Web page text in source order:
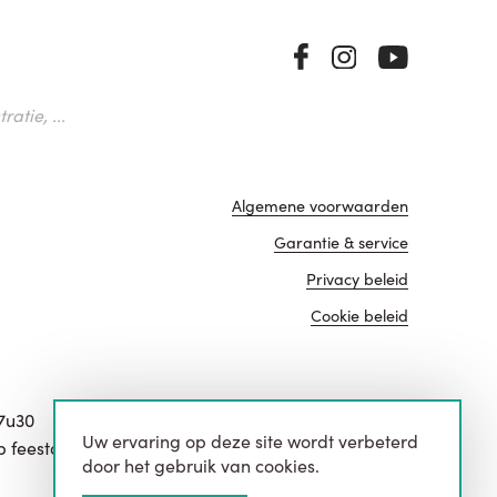
...
feestdagen.
Algemene voorwaarden
Garantie & service
Privacy beleid
Cookie beleid
website door
Uw ervaring op deze site wordt verbeterd
door het gebruik van cookies.